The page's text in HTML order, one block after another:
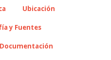
Ubicación
y Fuentes
Documentación